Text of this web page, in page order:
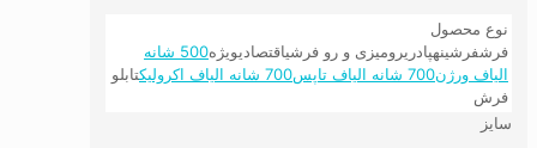
نوع محصول
فرشفرشینهپادریرومیزی و رو فرشیاقتصادیویژه
500 شانه
الیاف ورژن700 شانه الیاف تاپس 700 شانه الیاف اکرولیک
تابلو
فرش
سایز